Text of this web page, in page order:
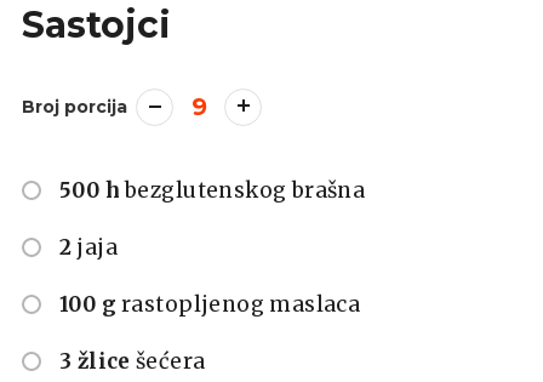
Sastojci
Broj porcija 9
500 h bezglutenskog brašna
2 jaja
100 g rastopljenog maslaca
3 žlice šećera